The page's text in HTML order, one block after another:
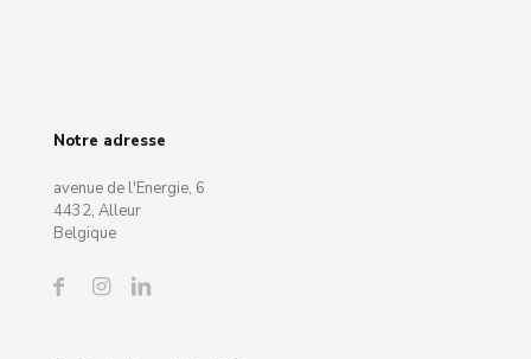
Notre adresse
avenue de l'Energie, 6
4432, Alleur
Belgique